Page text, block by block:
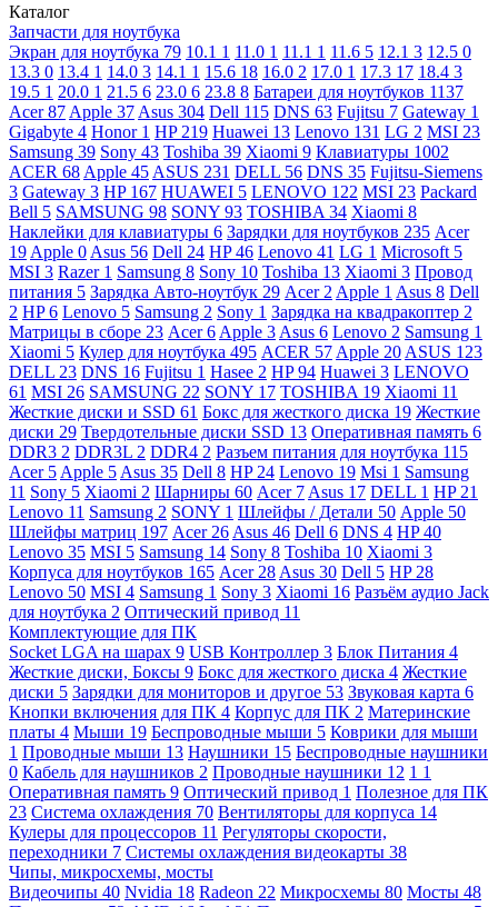
Каталог
Запчасти для ноутбука
Экран для ноутбука 79 10.1 1 11.0 1 11.1 1 11.6 5 12.1 3 12.5 0
13.3 0 13.4 1 14.0 3 14.1 1 15.6 18 16.0 2 17.0 1 17.3 17 18.4 3
19.5 1 20.0 1 21.5 6 23.0 6 23.8 8 Батареи для ноутбуков 1137
Acer87 Apple 37 Asus 304 Dell 115 DNS 63 Fujitsu 7 Gateway 1
Gigabyte 4 Honor 1 HP 219 Huawei 13 Lenovo 131 LG 2 MSI 23
Samsung 39 Sony 43 Toshiba 39 Xiaomi 9 Клавиатуры 1002
ACER 68 Apple 45 ASUS 231 DELL 56 DNS 35 Fujitsu-Siemens
3 Gateway 3 HP 167 HUAWEI 5 LENOVO 122 MSI 23 Packard
Bell 5 SAMSUNG 98 SONY 93 TOSHIBA 34 Xiaomi 8
Наклейки для клавиатуры 6 Зарядки для ноутбуков 235 Acer
19 Apple 0 Asus 56 Dell 24 HP46 Lenovo 41 LG 1 Microsoft 5
MSI 3 Razer 1 Samsung 8 Sony 10 Toshiba 13 Xiaomi 3 Провод
питания 5 Зарядка Авто-ноутбук 29 Acer 2 Apple 1 Asus 8 Dell
2 HP6 Lenovo 5 Samsung 2 Sony 1 Зарядка на квадракоптер 2
Матрицы в сборе 23 Acer6 Apple 3 Asus 6 Lenovo 2 Samsung 1
Xiaomi 5 Кулер для ноутбука 495 ACER 57 Apple 20 ASUS 123
DELL 23 DNS 16 Fujitsu 1 Hasee 2 HP94 Huawei 3 LENOVO
61 MSI 26 SAMSUNG 22 SONY 17 TOSHIBA 19 Xiaomi 11
Жесткие диски и SSD 61 Бокс для жесткого диска 19 Жесткие
диски 29 Твердотельные диски SSD 13 Оперативная память 6
DDR3 2 DDR3L 2 DDR4 2 Разъем питания для ноутбука 115
Acer 5 Apple 5 Asus 35 Dell 8 HP 24 Lenovo 19 Msi 1 Samsung
11 Sony 5 Xiaomi 2 Шарниры 60 Acer 7 Asus 17 DELL 1 HP 21
Lenovo 11 Samsung 2 SONY 1 Шлейфы / Детали 50 Apple 50
Шлейфы матриц 197 Acer 26 Asus 46 Dell 6 DNS 4 HP40
Lenovo 35 MSI 5 Samsung 14 Sony 8 Toshiba 10 Xiaomi 3
Корпуса для ноутбуков 165 Acer 28 Asus 30 Dell 5 HP 28
Lenovo 50 MSI 4 Samsung 1 Sony 3 Xiaomi 16 Разъём аудио Jack
для ноутбука 2 Оптический привод 11
Комплектующие для ПК
Socket LGA на шарах 9 USB Контроллер 3 Блок Питания 4
Жесткие диски, Боксы 9 Бокс для жесткого диска 4 Жесткие
диски 5 Зарядки для мониторов и другое 53 Звуковая карта 6
Кнопки включения для ПК 4 Корпус для ПК 2 Материнские
платы 4 Мыши 19 Беспроводные мыши 5 Коврики для мыши
1 Проводные мыши 13 Наушники 15 Беспроводные наушники
0 Кабель для наушников 2 Проводные наушники 12 1 1
Оперативная память 9 Оптический привод 1 Полезное для ПК
23 Система охлаждения 70 Вентиляторы для корпуса 14
Кулеры для процессоров 11 Регуляторы скорости,
переходники 7 Системы охлаждения видеокарты 38
Чипы, микросхемы, мосты
Видеочипы 40 Nvidia 18 Radeon 22 Микросхемы 80 Мосты 48